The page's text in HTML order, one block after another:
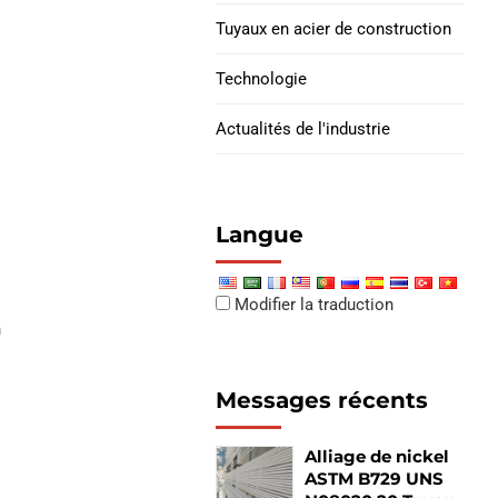
Tuyaux en acier de construction
Technologie
Actualités de l'industrie
Langue
Modifier la traduction
Messages récents
Alliage de nickel
ASTM B729 UNS